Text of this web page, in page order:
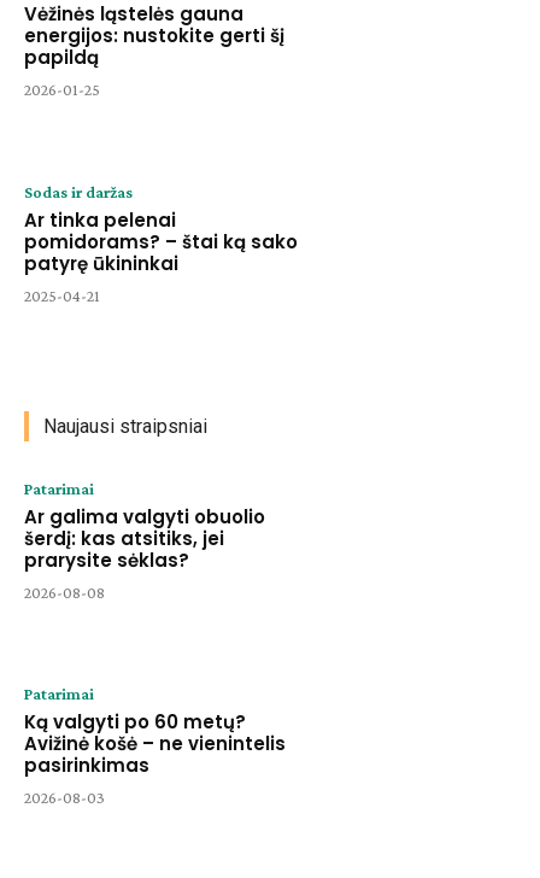
Vėžinės ląstelės gauna
energijos: nustokite gerti šį
papildą
2026-01-25
Sodas ir daržas
Ar tinka pelenai
pomidorams? – štai ką sako
patyrę ūkininkai
2025-04-21
Naujausi straipsniai
Patarimai
Ar galima valgyti obuolio
šerdį: kas atsitiks, jei
prarysite sėklas?
2026-08-08
Patarimai
Ką valgyti po 60 metų?
Avižinė košė – ne vienintelis
pasirinkimas
2026-08-03